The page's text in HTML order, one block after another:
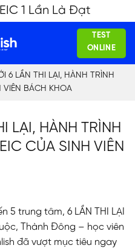
1 Lần Là Đạt
TEST
ONLINE
6 LẦN THI LẠI, HÀNH TRÌNH
VIÊN BÁCH KHOA
LẠI, HÀNH TRÌNH
CỦA SINH VIÊN
5 trung tâm, 6 LẦN THI LẠI
Thành Đông – học viên
đã vượt mục tiêu ngay